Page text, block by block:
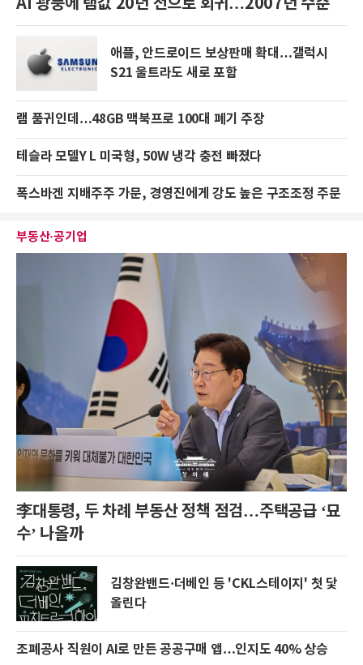
AI 광풍에 램값 20년 전으로 회귀…2007년 수준
애플, 안드로이드 보상판매 확대…갤럭시
S21 울트라도 새로 포함
램 품귀인데…48GB 맥북프로 100대 폐기 주장
테슬라 모델Y L 미국형, 50W 냉각 충전 빠졌다
폭스바겐 지배주주 가문, 경영진에게 강도 높은 구조조정 주문
부동산·공기업
李대통령, 두 차례 부동산 정책 점검…주택공급 ‘묘
수’ 나올까
김창완밴드·더베인 등 'CKL스테이지' 첫 닻
올린다
조폐공사 직원이 AI로 만든 공공구매 앱…인지도 40% 상승